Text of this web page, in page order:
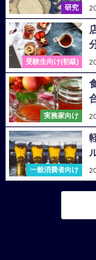
研究
受験生向け(初級)
実務家向け
一般消費者向け